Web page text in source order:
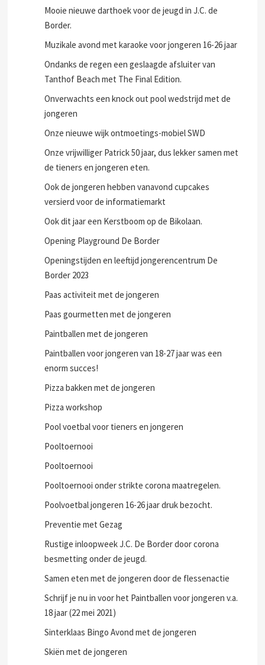
Mooie nieuwe darthoek voor de jeugd in J.C. de
Border.
Muzikale avond met karaoke voor jongeren 16-26 jaar
Ondanks de regen een geslaagde afsluiter van
Tanthof Beach met The Final Edition.
Onverwachts een knock out pool wedstrijd met de
jongeren
Onze nieuwe wijk ontmoetings-mobiel SWD
Onze vrijwilliger Patrick 50 jaar, dus lekker samen met
de tieners en jongeren eten.
Ook de jongeren hebben vanavond cupcakes
versierd voor de informatiemarkt
Ook dit jaar een Kerstboom op de Bikolaan.
Opening Playground De Border
Openingstijden en leeftijd jongerencentrum De
Border 2023
Paas activiteit met de jongeren
Paas gourmetten met de jongeren
Paintballen met de jongeren
Paintballen voor jongeren van 18-27 jaar was een
enorm succes!
Pizza bakken met de jongeren
Pizza workshop
Pool voetbal voor tieners en jongeren
Pooltoernooi
Pooltoernooi
Pooltoernooi onder strikte corona maatregelen.
Poolvoetbal jongeren 16-26 jaar druk bezocht.
Preventie met Gezag
Rustige inloopweek J.C. De Border door corona
besmetting onder de jeugd.
Samen eten met de jongeren door de flessenactie
Schrijf je nu in voor het Paintballen voor jongeren v.a.
18 jaar (22 mei 2021)
Sinterklaas Bingo Avond met de jongeren
Skiën met de jongeren